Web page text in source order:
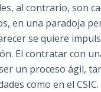
al contrario, son
en una paradoja
se quiere
El contratar con
un proceso ágil,
como en el CSIC.